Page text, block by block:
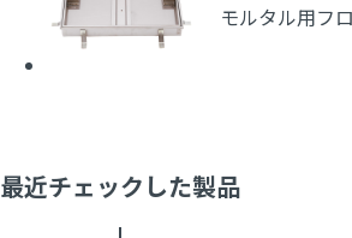
モルタル用フ
最近チェックした製品